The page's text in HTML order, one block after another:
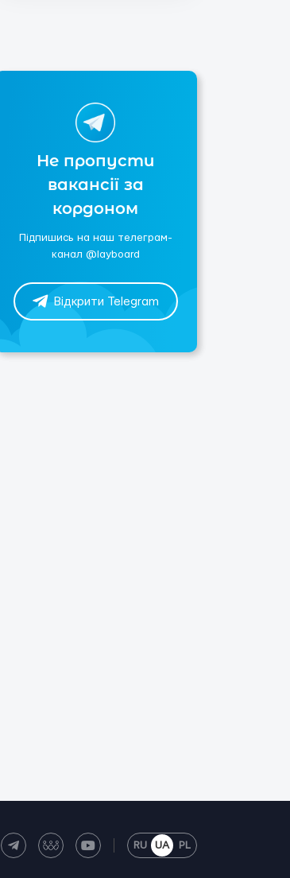
Не пропусти
вакансії за
кордоном
Підпишись на наш телеграм-
канал @layboard
Відкрити Telegram
RU UA PL